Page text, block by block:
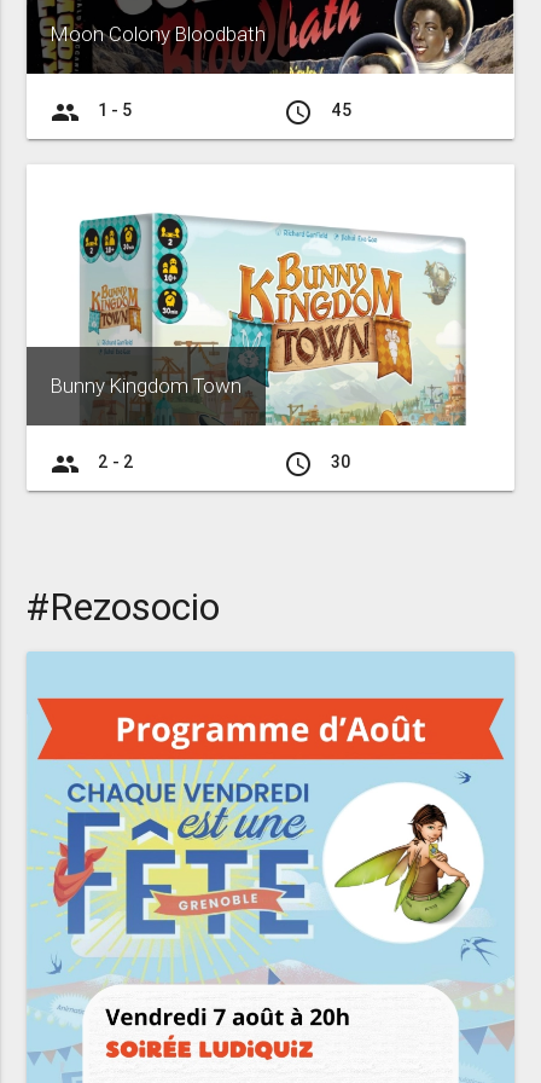
Moon Colony Bloodbath
group 1 - 5 access_time 45
Bunny Kingdom Town
group 2 - 2 access_time 30
#Rezosocio